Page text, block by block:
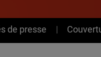
de presse